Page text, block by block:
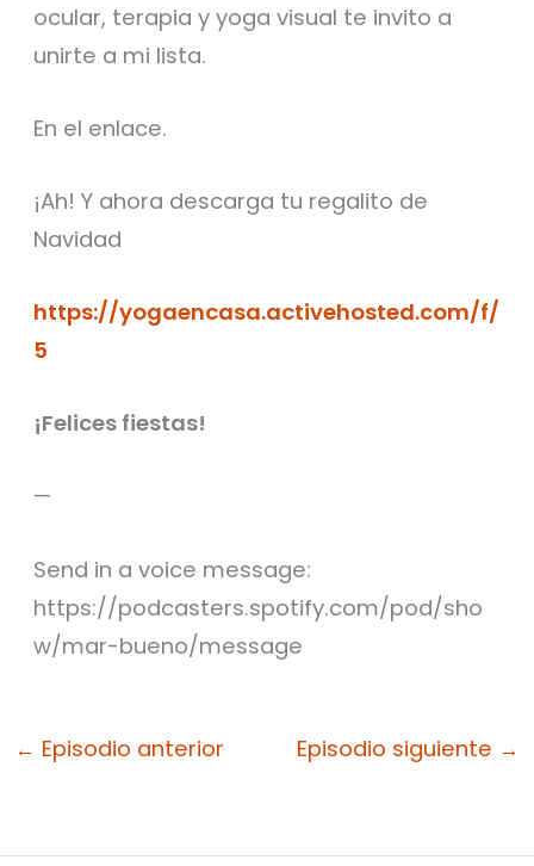
ocular, terapia y yoga visual te invito a
unirte a mi lista.
En el enlace.
¡Ah! Y ahora descarga tu regalito de
Navidad
https://yogaencasa.activehosted.com/f/
5
¡Felices fiestas!
—
Send in a voice message:
https://podcasters.spotify.com/pod/sho
w/mar-bueno/message
← Episodio anterior Episodio siguiente →